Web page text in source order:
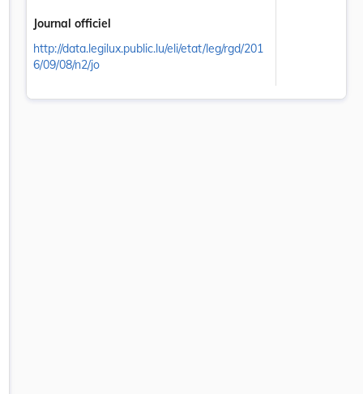
les grilles horaires, les coefficients des branches et les
Journal officiel
http://data.legilux.public.lu/eli/etat/leg/rgd/201
6/09/08/n2/jo